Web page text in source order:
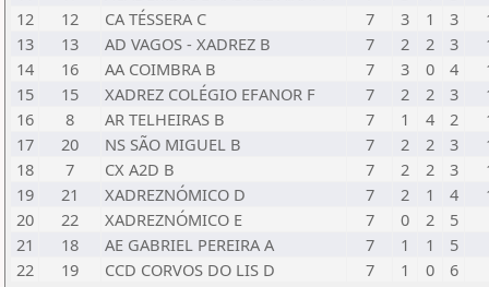
12
12 CA TÉSSERA C 7 3 1 3
13
13 AD VAGOS - XADREZ B 7 2 2 3
14
16 AA COIMBRA B 7 3 0 4
15
15 XADREZ COLÉGIO EFANOR F 7 2 2 3
16
8 AR TELHEIRAS B 7 1 4 2
17
20 NS SÃO MIGUEL B 7 2 2 3
18
7 CX A2D B 7 2 2 3
19
21 XADREZNÓMICO D 7 2 1 4
20
22 XADREZNÓMICO E 7 0 2
5
21
18 AE GABRIEL PEREIRA A 7 1 1
5
22
19 CCD CORVOS DO LIS D 7 1 0 6